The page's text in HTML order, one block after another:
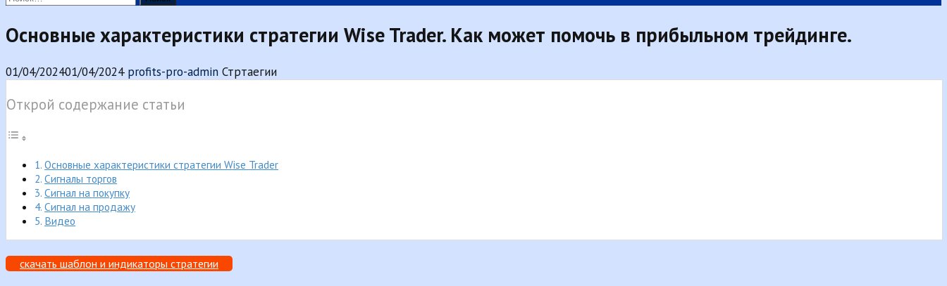
Основные характеристики стратегии Wise Trader. Как может помочь в прибыльном трейдинге.
01/04/202401/04/2024 profits-pro-admin Стртаегии
Открой содержание статьи
Основные характеристики стратегии Wise Trader
Сигналы торгов
Сигнал на покупку
Сигнал на продажу
Видео
скачать шаблон и индикаторы стратегии